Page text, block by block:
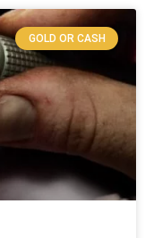
GOLD OR CASH